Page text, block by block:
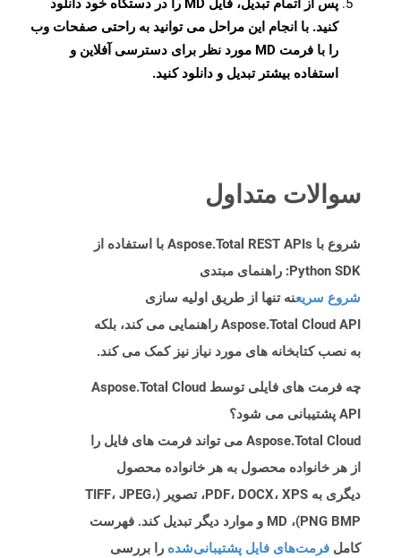
پس از اتمام تبدیل، فایل MD را در دستگاه خود دانلود
کنید. با انجام این مراحل می توانید به راحتی صفحات وب
را با فرمت MD مورد نظر برای دسترسی آفلاین و
استفاده بیشتر تبدیل و دانلود کنید.
سوالات متداول
شروع با Aspose.Total REST APIs با استفاده از
Python SDK: راهنمای مبتدی
شروع سریعنه تنها از طریق اولیه سازی
Aspose.Total Cloud API راهنمایی می کند، بلکه
به نصب کتابخانه های مورد نیاز نیز کمک می کند.
چه فرمت های فایلی توسط Aspose.Total Cloud
API پشتیبانی می شود؟
Aspose.Total Cloud می تواند فرمت های فایل را
از هر خانواده محصول به هر خانواده محصول
دیگری به PDF، DOCX، XPS، تصویر (TIFF، JPEG،
PNG BMP)، MD و موارد دیگر تبدیل کند. فهرست
کامل فرمت‌های فایل پشتیبانی‌شده را بررسی